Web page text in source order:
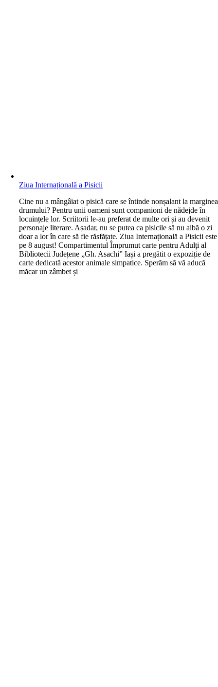
Ziua Internațională a Pisicii
Cine nu a mângâiat o pisică care se întinde nonșalant la marginea
drumului? Pentru unii oameni sunt companioni de nădejde în
locuințele lor. Scriitorii le-au preferat de multe ori și au devenit
personaje literare. Așadar, nu se putea ca pisicile să nu aibă o zi
doar a lor în care să fie răsfățate. Ziua Internațională a Pisicii este
pe 8 august! Compartimentul Împrumut carte pentru Adulți al
Bibliotecii Județene „Gh. Asachi” Iași a pregătit o expoziție de
carte dedicată acestor animale simpatice. Sperăm să vă aducă
măcar un zâmbet și